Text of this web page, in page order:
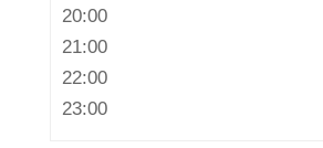
20:00
21:00
22:00
23:00